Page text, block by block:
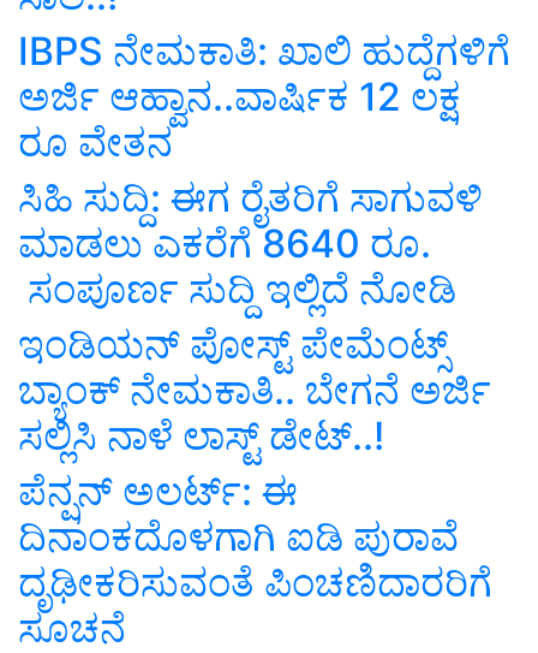
IBPS ನೇಮಕಾತಿ: ಖಾಲಿ ಹುದ್ದೆಗಳಿಗೆ
ಅರ್ಜಿ ಆಹ್ವಾನ..ವಾರ್ಷಿಕ 12 ಲಕ್ಷ
ರೂ ವೇತನ
ಸಿಹಿ ಸುದ್ದಿ: ಈಗ ರೈತರಿಗೆ ಸಾಗುವಳಿ
ಮಾಡಲು ಎಕರೆಗೆ 8640 ರೂ.
ಸಂಪೂರ್ಣ ಸುದ್ದಿ ಇಲ್ಲಿದೆ ನೋಡಿ
ಇಂಡಿಯನ್‌ ಪೋಸ್ಟ್‌ ಪೇಮೆಂಟ್ಸ್‌
ಬ್ಯಾಂಕ್‌ ನೇಮಕಾತಿ.. ಬೇಗನೆ ಅರ್ಜಿ
ಸಲ್ಲಿಸಿ ನಾಳೆ ಲಾಸ್ಟ್‌ ಡೇಟ್‌..!
ಪೆನ್ಷನ್‌ ಅಲರ್ಟ್‌: ಈ
ದಿನಾಂಕದೊಳಗಾಗಿ ಐಡಿ ಪುರಾವೆ
ದೃಢೀಕರಿಸುವಂತೆ ಪಿಂಚಣಿದಾರರಿಗೆ
ಸೂಚನೆ